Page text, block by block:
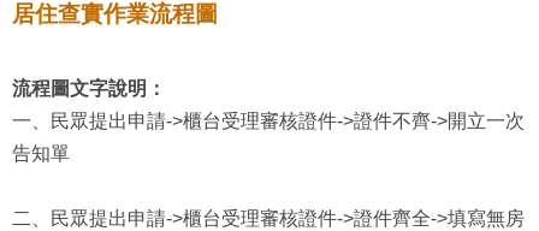
居住查實作業流程圖
流程圖文字說明：
一、民眾提出申請->櫃台受理審核證件->證件不齊->開立一次
告知單
二、民眾提出申請->櫃台受理審核證件->證件齊全->填寫無房